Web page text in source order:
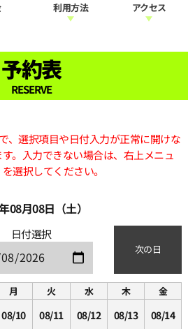
利用方法 アクセス
予約表
RESERVE
、選択項目や日付入力が正常に開けな
。入力できない場合は、右上メニュ
選択してください。
08月08日（土）
日付選択
次の日
月
08/10
火
08/11
水
08/12
木
08/13
金
08/14